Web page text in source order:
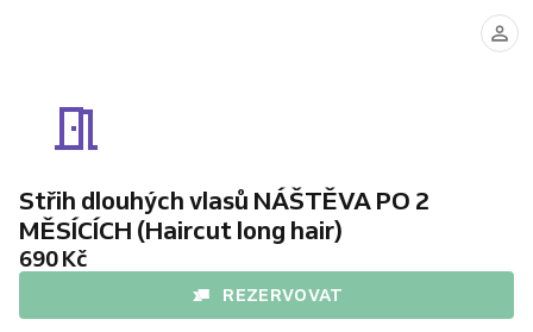
Střih dlouhých vlasů NÁŠTĚVA PO 2
MĚSÍCÍCH (Haircut long hair)
690 Kč
REZERVOVAT